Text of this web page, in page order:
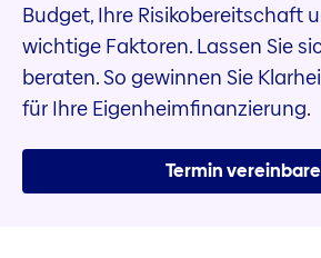
Budget, Ihre Risikobereitschaft
wichtige Faktoren. Lassen Sie
beraten. So gewinnen Sie
für Ihre Eigenheimfinanzierung.
Termin